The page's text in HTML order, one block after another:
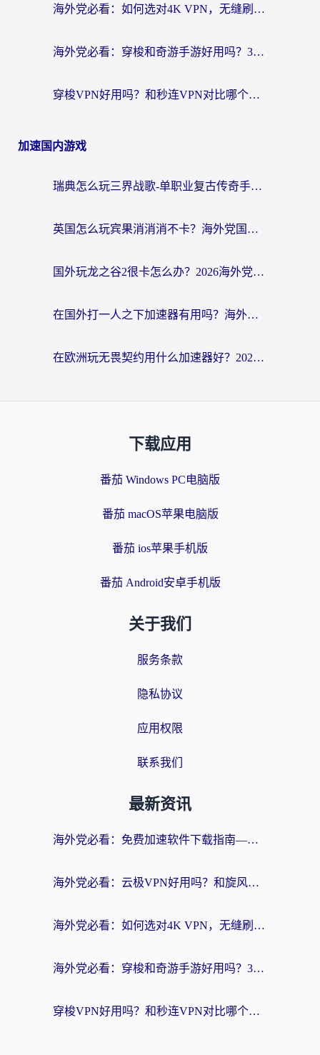
海外党必看：如何选对4K VPN，无缝刷国内剧听网易云？
海外党必看：穿梭和奇游手游好用吗？3步选对回国加速器，流畅看CCTV5海外直播
穿梭VPN好用吗？和秒连VPN对比哪个回国效果更好？海外党亲测实用指南
加速国内游戏
瑞典怎么玩三界战歌-单职业复古传奇手游？海外党国服游戏加速终极指南
英国怎么玩宾果消消消不卡？海外党国服游戏加速终极攻略（附守望第九大陆解决办法）
国外玩龙之谷2很卡怎么办？2026海外党必看的国服游戏加速全攻略
在国外打一人之下加速器有用吗？海外党国服游戏畅玩全攻略
在欧洲玩无畏契约用什么加速器好？2026海外党亲测有效指南
下载应用
番茄 Windows PC电脑版
番茄 macOS苹果电脑版
番茄 ios苹果手机版
番茄 Android安卓手机版
关于我们
服务条款
隐私协议
应用权限
联系我们
最新资讯
海外党必看：免费加速软件下载指南——无缝访问国内资源的正确打开方式
海外党必看：云极VPN好用吗？和旋风VPN对比哪个回国效果更好？附真实体验+选择攻略
海外党必看：如何选对4K VPN，无缝刷国内剧听网易云？
海外党必看：穿梭和奇游手游好用吗？3步选对回国加速器，流畅看CCTV5海外直播
穿梭VPN好用吗？和秒连VPN对比哪个回国效果更好？海外党亲测实用指南